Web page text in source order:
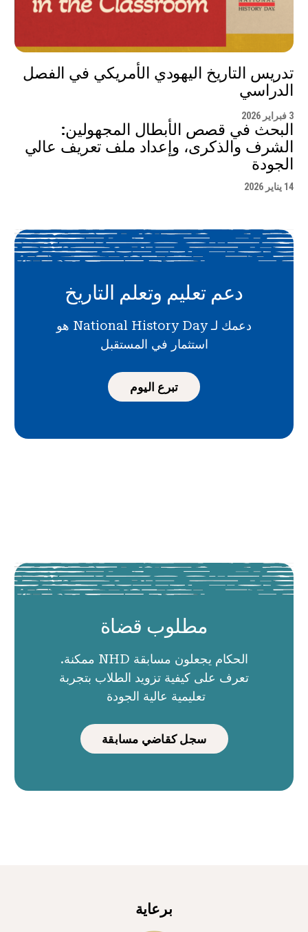
تدريس التاريخ اليهودي الأمريكي في الفصل
الدراسي
3 فبراير 2026
البحث في قصص الأبطال المجهولين:
الشرف والذكرى، وإعداد ملف تعريف عالي
الجودة
14 يناير 2026
دعم تعليم وتعلم التاريخ
دعمك لـ National History Day هو
استثمار في المستقبل
تبرع اليوم
مطلوب قضاة
الحكام يجعلون مسابقة NHD ممكنة.
تعرف على كيفية تزويد الطلاب بتجربة
تعليمية عالية الجودة
سجل كقاضي مسابقة
برعاية